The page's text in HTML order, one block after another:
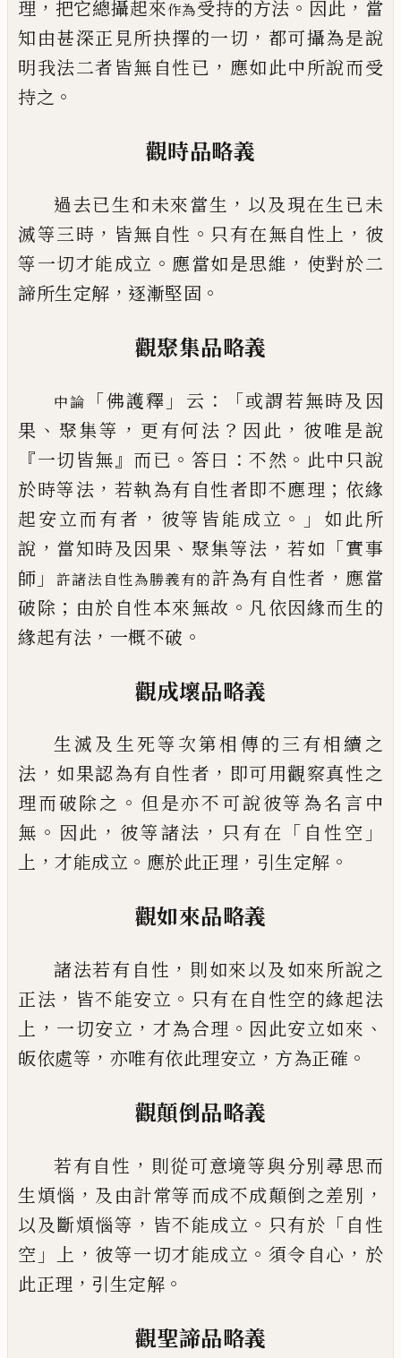
理 ， 把它總攝起來作為受持的方法 。 因此 ， 當
知由甚深正見所抉擇的一切 ， 都可攝為是說
明我法二者皆無自性已 ， 應如此中所說而受
持之 。
觀時品略義
過去已生和未來當生 ， 以及現在生已未
滅等三時 ， 皆無自性 。 只有在無自性上 ， 彼
等一切才能成立 。 應當如是思維 ， 使對於二
諦所生定解 ， 逐漸堅固 。
觀聚集品略義
中論 「佛護釋 」 云 ：「或謂若無時及因
果 、 聚集等 ， 更有何法 ？ 因此 ， 彼唯是說
『一切皆無』 而已 。 答曰 ：不然 。 此中只說
於時等法 ， 若執為有自性者即不應理 ； 依緣
起安立而有者 ， 彼等皆能成立 。」 如此所
說 ， 當知時及因果 、 聚集等法 ，若如 「實事
師 」 許諸法自性為勝義有的許為有自性者 ， 應當
破除 ； 由於自性本來無故 。 凡依因緣而生的
緣起有法 ， 一概不破 。
觀成壞品略義
生滅及生死等次第相傳的三有相續之
法 ， 如果認為有自性者 ， 即可用觀察真性之
理而破除之 。 但是亦不可說彼等為名言中
無 。 因此 ， 彼等諸法 ， 只有在 「 自性空 」
上 ， 才能成立 。 應於此正理 ， 引生定解 。
觀如來品略義
諸法若有自性 ， 則如來以及如來所說之
正法 ， 皆不能安立 。 只有在自性空的緣起法
上 ， 一切安立 ， 才為合理 。 因此安立如來 、
皈依處等 ， 亦唯有依此理安立 ， 方為正確 。
觀顛倒品略義
若有自性 ， 則從可意境等與分別尋思而
生煩惱 ， 及由計常等而成不成顛倒之差別 ，
以及斷煩惱等 ， 皆不能成立 。 只有於 「 自性
空 」 上 ， 彼等一切才能成立 。 須令自心 ， 於
此正理 ， 引生定解 。
觀聖諦品略義